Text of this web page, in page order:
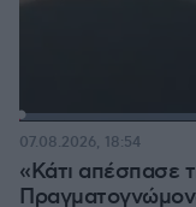
«Κάτι απέσπασε
07.08.2026, 18:54